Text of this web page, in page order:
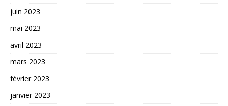
juin 2023
mai 2023
avril 2023
mars 2023
février 2023
janvier 2023